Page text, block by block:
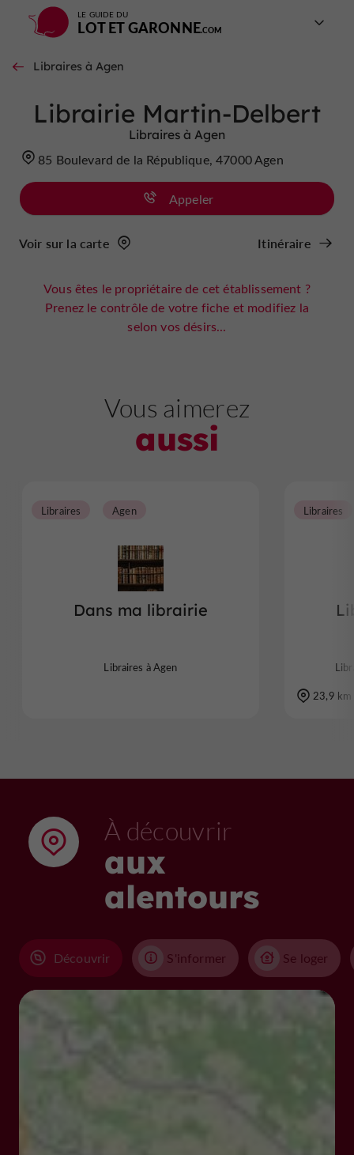
LE GUIDE DU
LOT ET GARONNE
Libraires à Agen
Librairie Martin-Delbert
Libraires à Agen
85 Boulevard de la République, 47000 Agen
Appeler
Voir sur la carte Itinéraire
Vous êtes le propriétaire de cet établissement ?
Prenez le contrôle de votre fiche et modifiez la
selon vos désirs...
Vous aimerez
aussi
Dans ma librairie
Libraires Agen
Libraires à Agen
Libraires
23,9 km
À découvrir
aux
alentours
Découvrir S'informer Se loger